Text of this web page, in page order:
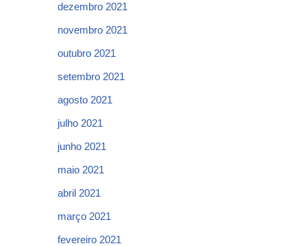
dezembro 2021
novembro 2021
outubro 2021
setembro 2021
agosto 2021
julho 2021
junho 2021
maio 2021
abril 2021
março 2021
fevereiro 2021